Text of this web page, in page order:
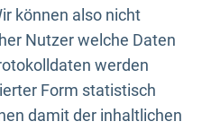
können also nicht
Nutzer welche Daten
werden
Form statistisch
damit der inhaltlichen